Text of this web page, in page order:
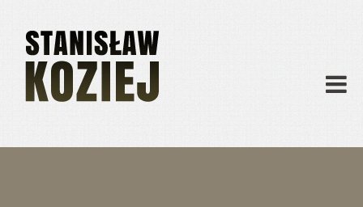
Publikacje
Działalność
Materiały dydaktyczne